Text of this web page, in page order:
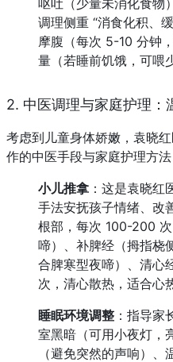
调理侧重 “消食化积、
摩腹（每次 5-10 分钟
量（若睡前饥饿，可喂
2. 中医调理与家庭护理：
考虑到儿童身体娇嫩，袁晓
作的中医手段与家庭护理方
小儿推拿 ：这是袁晓红
手法安抚孩子情绪、改
根部，每次 100-200
啼）、补脾经（拇指桡
合脾寒型夜啼）、清心
次，清心散热，适合心
睡眠环境调整 ：指导
室黑暗（可用小夜灯，
（避免突然的声响）